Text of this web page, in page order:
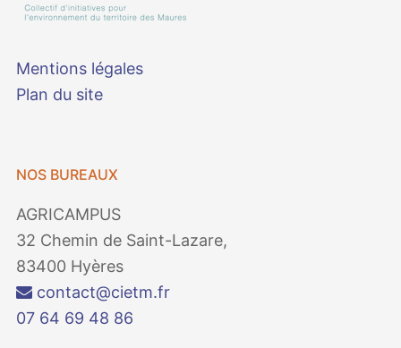
Mentions légales
Plan du site
NOS BUREAUX
AGRICAMPUS
32 Chemin de Saint-Lazare,
83400 Hyères
contact@cietm.fr
07 64 69 48 86